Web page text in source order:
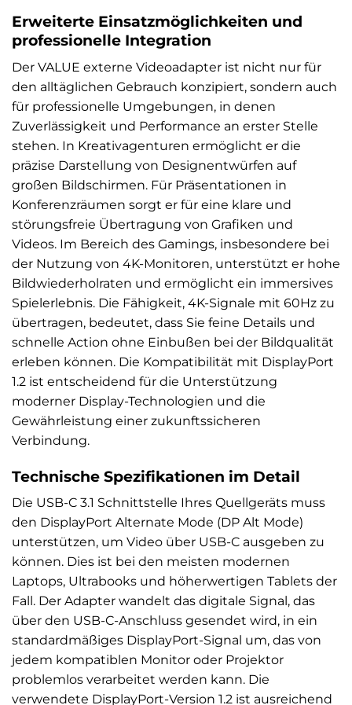
Erweiterte Einsatzmöglichkeiten und
professionelle Integration
Der VALUE externe Videoadapter ist nicht nur für
den alltäglichen Gebrauch konzipiert, sondern auch
für professionelle Umgebungen, in denen
Zuverlässigkeit und Performance an erster Stelle
stehen. In Kreativagenturen ermöglicht er die
präzise Darstellung von Designentwürfen auf
großen Bildschirmen. Für Präsentationen in
Konferenzräumen sorgt er für eine klare und
störungsfreie Übertragung von Grafiken und
Videos. Im Bereich des Gamings, insbesondere bei
der Nutzung von 4K-Monitoren, unterstützt er hohe
Bildwiederholraten und ermöglicht ein immersives
Spielerlebnis. Die Fähigkeit, 4K-Signale mit 60Hz zu
übertragen, bedeutet, dass Sie feine Details und
schnelle Action ohne Einbußen bei der Bildqualität
erleben können. Die Kompatibilität mit DisplayPort
1.2 ist entscheidend für die Unterstützung
moderner Display-Technologien und die
Gewährleistung einer zukunftssicheren
Verbindung.
Technische Spezifikationen im Detail
Die USB-C 3.1 Schnittstelle Ihres Quellgeräts muss
den DisplayPort Alternate Mode (DP Alt Mode)
unterstützen, um Video über USB-C ausgeben zu
können. Dies ist bei den meisten modernen
Laptops, Ultrabooks und höherwertigen Tablets der
Fall. Der Adapter wandelt das digitale Signal, das
über den USB-C-Anschluss gesendet wird, in ein
standardmäßiges DisplayPort-Signal um, das von
jedem kompatiblen Monitor oder Projektor
problemlos verarbeitet werden kann. Die
verwendete DisplayPort-Version 1.2 ist ausreichend